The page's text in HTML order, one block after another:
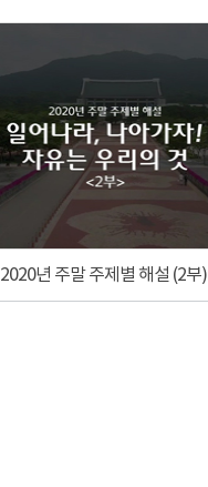
2020년 주말 주제별 해설 (2부)